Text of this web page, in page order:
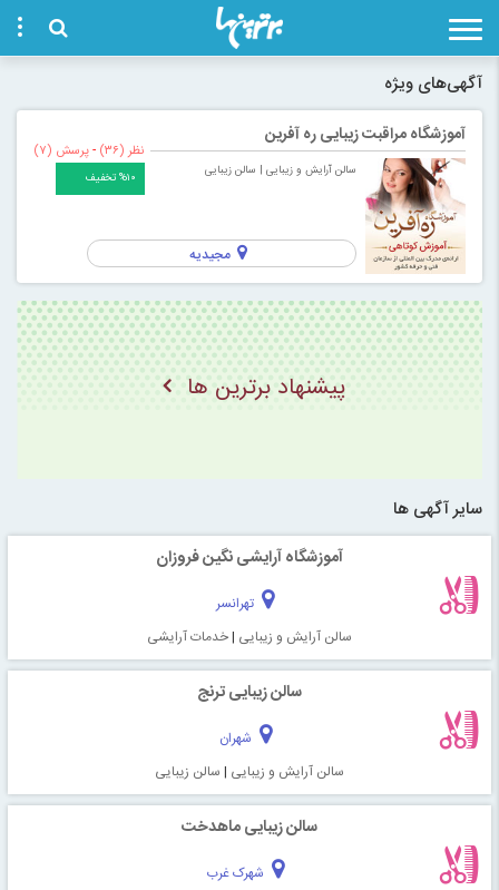
آگهی‌های ویژه
آموزشگاه مراقبت زیبایی ره آفرین
نظر (۳۶) -پرسش (۷)
%۱۰ تخفیف سالن آرایش و زیبایی | سالن زیبایی
مجیدیه
پیشنهاد برترین ها
سایر آگهی ها
آموزشگاه آرایشی نگین فروزان
تهرانسر
سالن آرایش و زیبایی |خدمات آرایشی
سالن زیبایی ترنج
شهران
سالن آرایش و زیبایی | سالن زیبایی
سالن زیبایی ماهدخت
شهرک غرب